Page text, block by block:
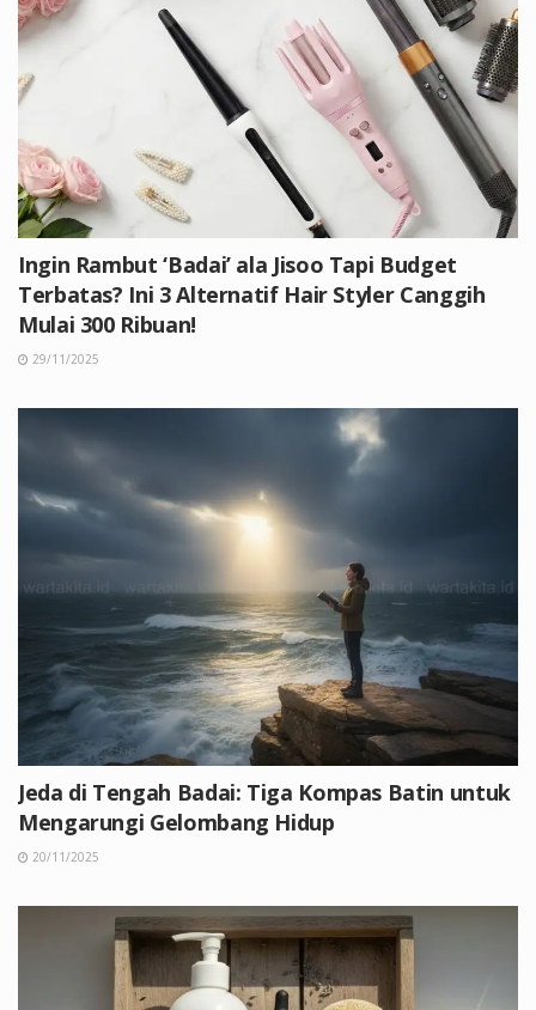
Ingin Rambut ‘Badai’ ala Jisoo Tapi Budget
Terbatas? Ini 3 Alternatif Hair Styler Canggih
Mulai 300 Ribuan!
29/11/2025
Jeda di Tengah Badai: Tiga Kompas Batin untuk
Mengarungi Gelombang Hidup
20/11/2025